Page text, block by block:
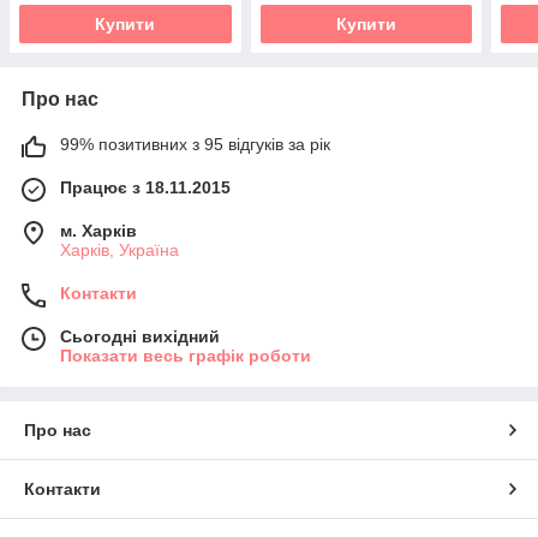
Купити Купити
Про нас
99% позитивних з 95 відгуків за рік
Працює з 18.11.2015
м. Харків
Харків, Україна
Контакти
Сьогодні вихідний
Показати весь графік роботи
Про нас
Контакти